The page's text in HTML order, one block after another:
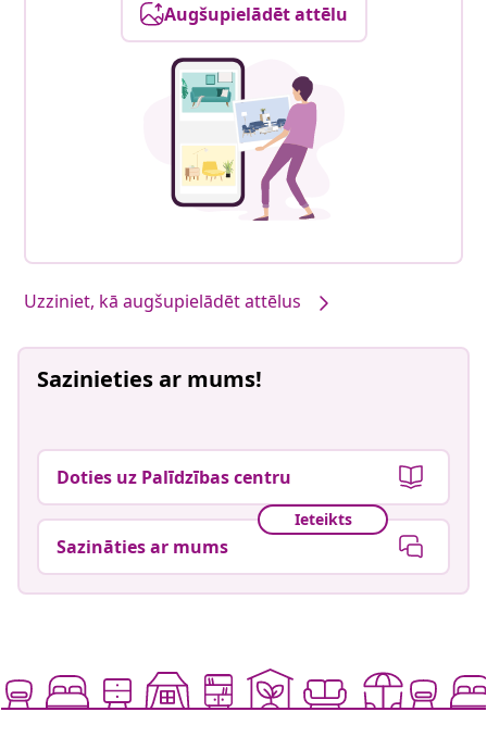
Augšupielādēt attēlu
Uzziniet, kā augšupielādēt attēlus
Sazinieties ar mums!
Doties uz Palīdzības centru
Ieteikts
Sazināties ar mums